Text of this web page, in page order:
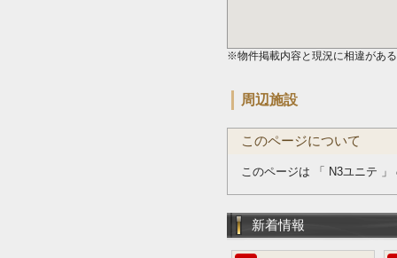
※物件掲載内容と現況に相違があ
周辺施設
このページについて
このページは 「 N3ユニテ
新着情報